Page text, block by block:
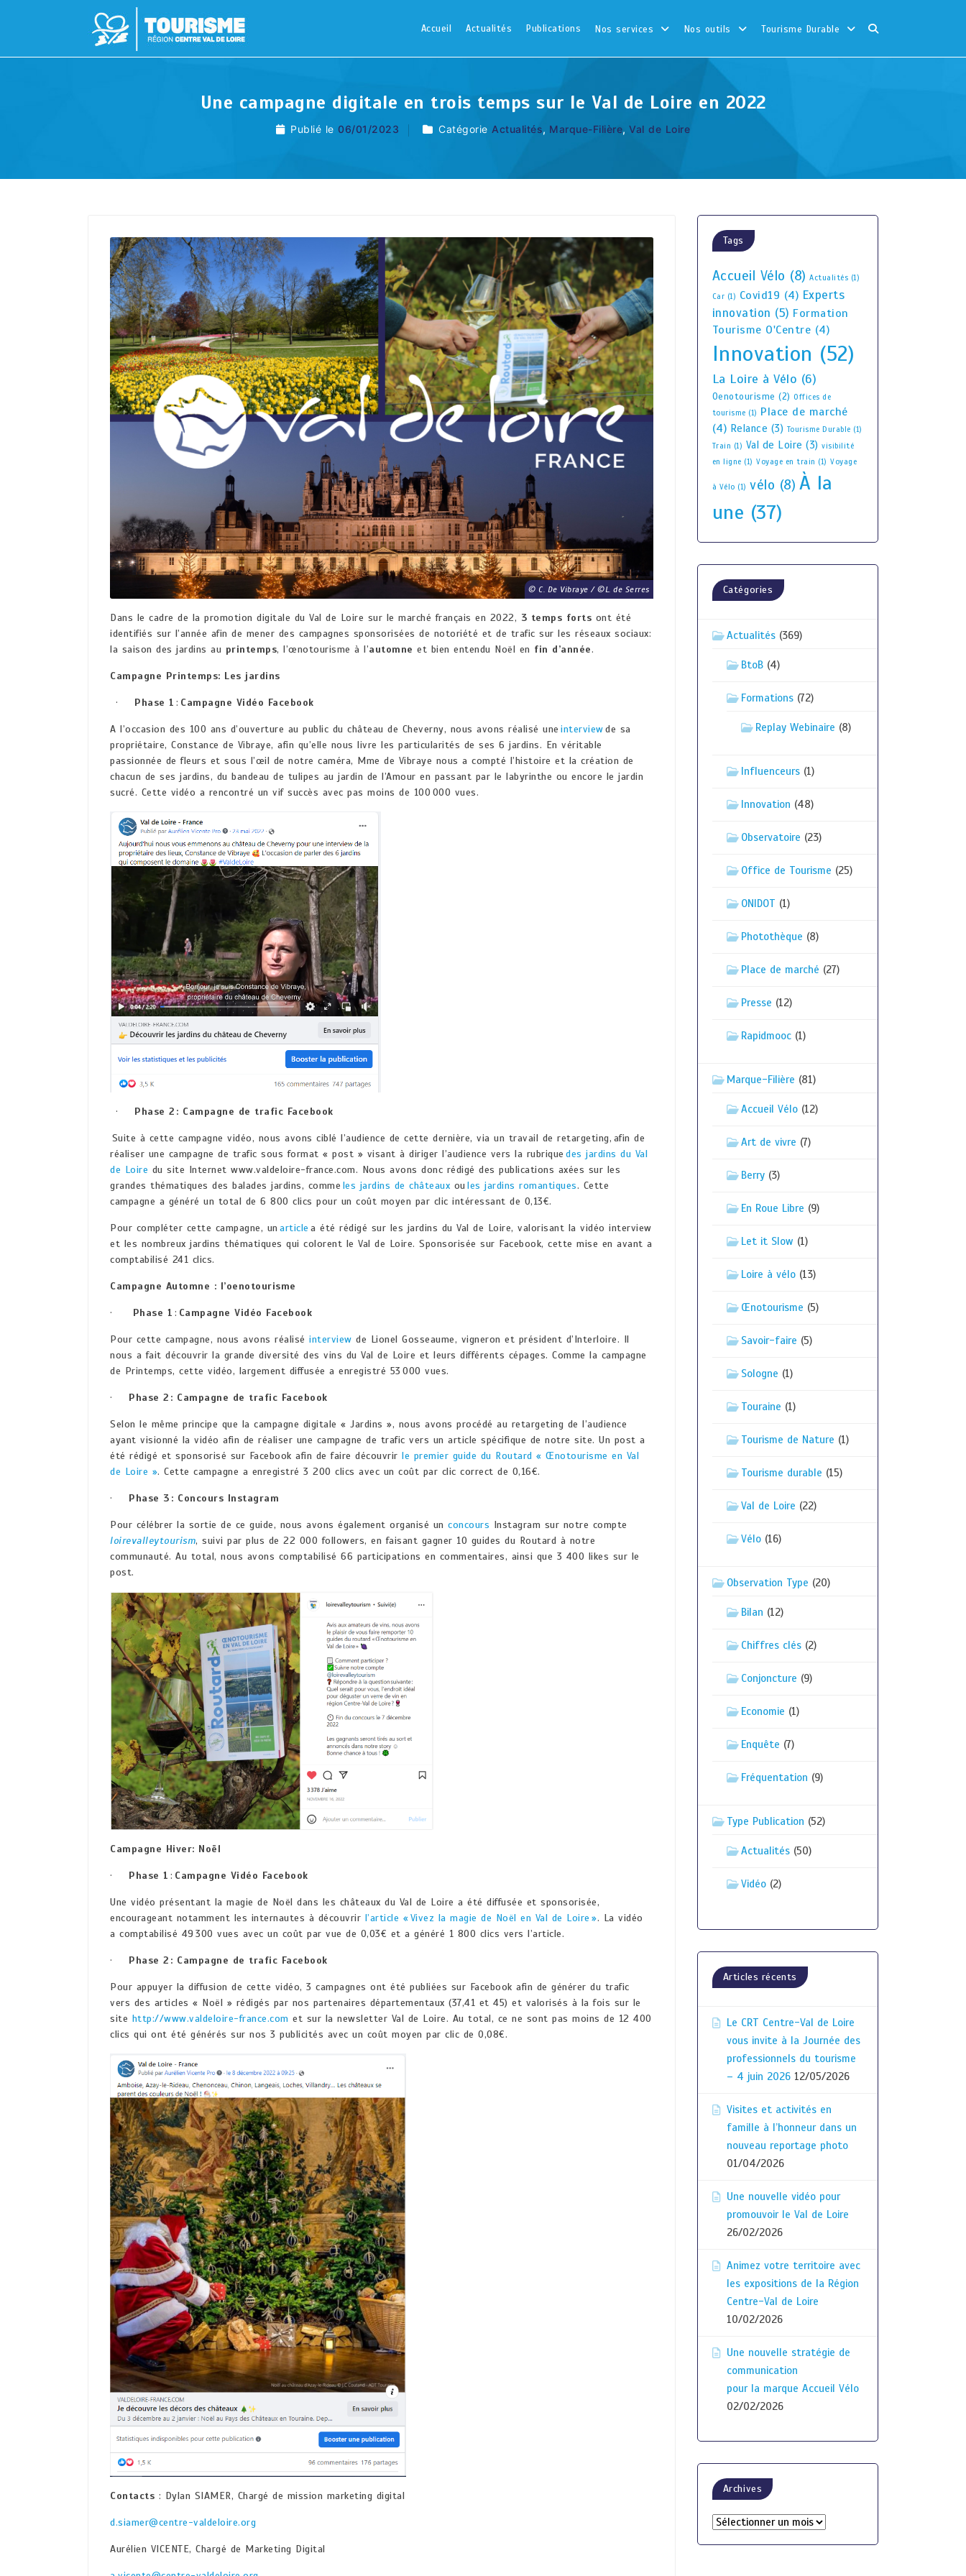
Accueil Actualités Publications Nos services Nos outils Tourisme Durable
Une campagne digitale en trois temps sur le Val de Loire en 2022
Publié le 06/01/2023 Catégorie Actualités, Marque-Filière,Val de Loire
C. De Vibraye / ©L. de Serres
Dans le cadre de la promotion digitale du Val de Loire sur le marché français en 2022, 3 temps forts ont été
identifiés sur l’année afin de mener des campagnes sponsorisées de notoriété et de trafic sur les réseaux sociaux:
la saison des jardins au printemps, l’œnotourisme à l’automne et bien entendu Noël en fin d’année.
Campagne Printemps: Les jardins
· Phase 1 : Campagne Vidéo Facebook
A l’occasion des 100 ans d’ouverture au public du château de Cheverny, nous avons réalisé une interviewde sa
propriétaire, Constance de Vibraye, afin qu’elle nous livre les particularités de ses 6 jardins. En véritable
passionnée de fleurs et sous l’œil de notre caméra, Mme de Vibraye nous a compté l’histoire et la création de
chacun de ses jardins, du bandeau de tulipes au jardin de l’Amour en passant par le labyrinthe ou encore le jardin
sucré. Cette vidéo a rencontré un vif succès avec pas moins de 100 000 vues.
· Phase 2 : Campagne de trafic Facebook
Suite à cette campagne vidéo, nous avons ciblé l’audience de cette dernière, via un travail de retargeting, afin de
réaliser une campagne de trafic sous format « post » visant à diriger l’audience vers la rubrique des jardins du Val
de Loire du site Internet www.valdeloire-france.com. Nous avons donc rédigé des publications axées sur les
grandes thématiques des balades jardins, comme les jardins de châteaux ou les jardins romantiques. Cette
campagne a généré un total de 6 800 clics pour un coût moyen par clic intéressant de 0,13€.
Pour compléter cette campagne, un article a été rédigé sur les jardins du Val de Loire, valorisant la vidéo interview
et les nombreux jardins thématiques qui colorent le Val de Loire. Sponsorisée sur Facebook, cette mise en avant a
comptabilisé 241 clics.
Campagne Automne : l’oenotourisme
· Phase 1 : Campagne Vidéo Facebook
Pour cette campagne, nous avons réalisé interview de Lionel Gosseaume, vigneron et président d’Interloire. Il
nous a fait découvrir la grande diversité des vins du Val de Loire et leurs différents cépages. Comme la campagne
de Printemps, cette vidéo, largement diffusée a enregistré 53 000 vues.
· Phase 2 : Campagne de trafic Facebook
Selon le même principe que la campagne digitale « Jardins », nous avons procédé au retargeting de l’audience
ayant visionné la vidéo afin de réaliser une campagne de trafic vers un article spécifique de notre site. Un post a
été rédigé et sponsorisé sur Facebook afin de faire découvrir le premier guide du Routard « Œnotourisme en Val
de Loire ». Cette campagne a enregistré 3 200 clics avec un coût par clic correct de 0,16€.
· Phase 3 : Concours Instagram
Pour célébrer la sortie de ce guide, nous avons également organisé un concours Instagram sur notre compte
loirevalleytourism, suivi par plus de 22 000 followers, en faisant gagner 10 guides du Routard à notre
communauté. Au total, nous avons comptabilisé 66 participations en commentaires, ainsi que 3 400 likes sur le
post.
Campagne Hiver: Noël
· Phase 1 : Campagne Vidéo Facebook
Une vidéo présentant la magie de Noël dans les châteaux du Val de Loire a été diffusée et sponsorisée,
encourageant notamment les internautes à découvrir l’article « Vivez la magie de Noël en Val de Loire ». La vidéo
a comptabilisé 49 300 vues avec un coût par vue de 0,03€ et a généré 1 800 clics vers l’article.
· Phase 2 : Campagne de trafic Facebook
Pour appuyer la diffusion de cette vidéo, 3 campagnes ont été publiées sur Facebook afin de générer du trafic
vers des articles « Noël » rédigés par nos partenaires départementaux (37,41 et 45) et valorisés à la fois sur le
site http://www.valdeloire-france.com et sur la newsletter Val de Loire. Au total, ce ne sont pas moins de 12 400
clics qui ont été générés sur nos 3 publicités avec un coût moyen par clic de 0,08€.
Contacts : Dylan SIAMER, Chargé de mission marketing digital
d.siamer@centre-valdeloire.org
Aurélien VICENTE, Chargé de Marketing Digital
Tags
Accueil Vélo (8) Actualités (1)
Car (1) Covid19 (4) Experts
innovation (5) Formation
Tourisme O'Centre (4)
Innovation (52)
La Loire à Vélo (6)
Oenotourisme (2) Offices de
tourisme (1) Place de marché
(4) Relance (3) Tourisme Durable (1)
Train (1) Val de Loire (3) visibilité
en ligne (1) Voyage en train (1) Voyage
à Vélo (1) vélo (8) À la
une (37)
Catégories
Actualités(369)
BtoB(4)
Formations(72)
Replay Webinaire (8)
Influenceurs(1)
Innovation (48)
Observatoire (23)
Office de Tourisme (25)
ONIDOT (1)
Photothèque (8)
Place de marché (27)
Presse (12)
Rapidmooc(1)
Marque-Filière (81)
Accueil Vélo(12)
Art de vivre (7)
Berry(3)
En Roue Libre (9)
Let it Slow (1)
Loire à vélo(13)
Œnotourisme (5)
Savoir-faire (5)
Sologne (1)
Touraine (1)
Tourisme de Nature (1)
Tourisme durable (15)
Val de Loire (22)
Vélo(16)
Observation Type (20)
Bilan (12)
Chiffres clés(2)
Conjoncture (9)
Economie (1)
Enquête (7)
Fréquentation (9)
Type Publication (52)
Actualités(50)
Vidéo(2)
Articles récents
Le CRT Centre-Val de Loire
vous invite à la Journée des
professionnels du tourisme
– 4 juin 2026 12/05/2026
Visites et activités en
famille à l’honneur dans un
nouveau reportage photo
01/04/2026
Une nouvelle vidéo pour
promouvoir le Val de Loire
26/02/2026
Animez votre territoire avec
les expositions de la Région
Centre-Val de Loire
10/02/2026
Une nouvelle stratégie de
communication
pour la marque Accueil Vélo
02/02/2026
Archives